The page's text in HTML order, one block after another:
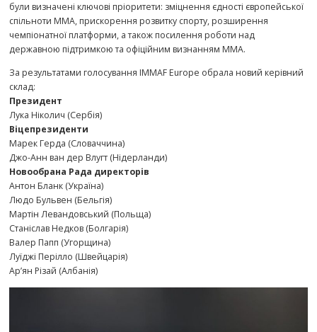
були визначені ключові пріоритети: зміцнення єдності європейської
спільноти ММА, прискорення розвитку спорту, розширення
чемпіонатної платформи, а також посилення роботи над
державною підтримкою та офіційним визнанням ММА.
За результатами голосування IMMAF Europe обрала новий керівний
склад:
Президент
Лука Ніколич (Сербія)
Віцепрезиденти
Марек Герда (Словаччина)
Джо-Анн ван дер Влугт (Нідерланди)
Новообрана Рада директорів
Антон Бланк (Україна)
Людо Бульвен (Бельгія)
Мартін Левандовський (Польща)
Станіслав Недков (Болгарія)
Валер Папп (Угорщина)
Луїджі Перілло (Швейцарія)
Ар’ян Різай (Албанія)